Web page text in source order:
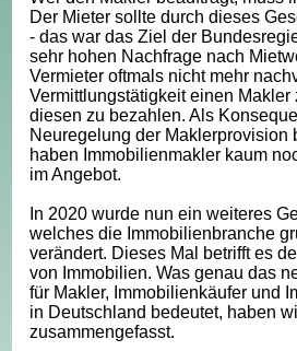
Der Mieter sollte durch dieses
- das war das Ziel der
sehr hohen Nachfrage nach
Vermieter oftmals nicht mehr
Vermittlungstätigkeit einen Makler
diesen zu bezahlen. Als
Neuregelung der Maklerprovision
haben Immobilienmakler kaum
im Angebot.
In 2020 wurde nun ein weiteres
welches die Immobilienbranche
verändert. Dieses Mal betrifft es
von Immobilien. Was genau das
für Makler, Immobilienkäufer und
in Deutschland bedeutet, haben
zusammengefasst.